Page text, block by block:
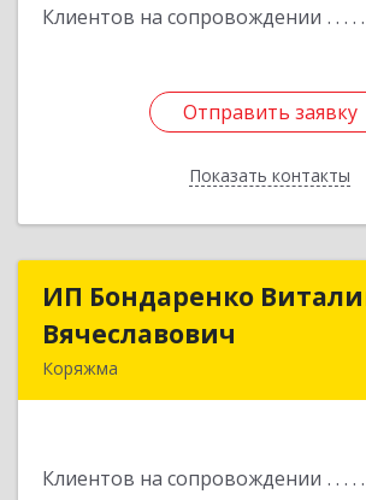
Клиентов на сопровождении
Отправить заявку
Показать контакты
Отправить заявку
Назад
ИП Бондаренко
Вячеславович
Коряжма
Клиентов на сопровождении
ИП